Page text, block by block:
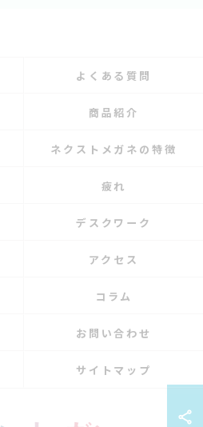
よくある質問
商品紹介
ネクストメガネの特徴
疲れ
デスクワーク
アクセス
コラム
お問い合わせ
サイトマップ